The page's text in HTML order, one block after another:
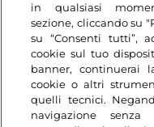
in qualsiasi
sezione, cliccando su
su “Consenti tutti”,
cookie sul tuo
banner, continuerai
cookie o altri
quelli tecnici.
navigazione